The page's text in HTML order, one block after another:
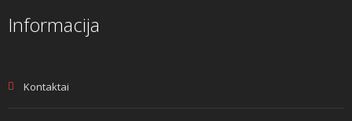
Informacija
Kontaktai